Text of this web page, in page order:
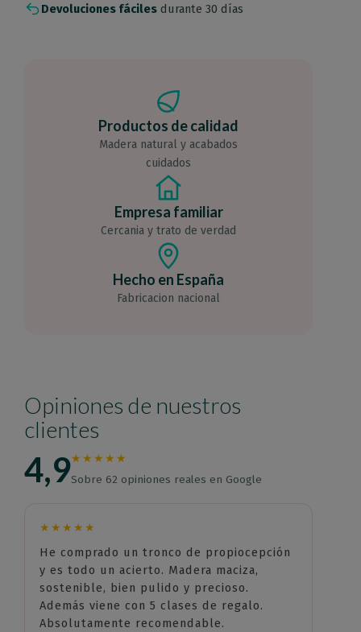
Devoluciones fáciles durante 30 días
Productos de calidad
Madera natural y acabados
cuidados
Empresa familiar
Cercania y trato de verdad
Hecho en España
Fabricacion nacional
Opiniones de nuestros
clientes
4,9★★★★★
Sobre 62 opiniones reales en Google
★★★★★
He comprado un tronco de propiocepción
y es todo un acierto. Madera maciza,
sostenible, bien pulido y precioso.
Además viene con 5 clases de regalo.
Absolutamente recomendable.